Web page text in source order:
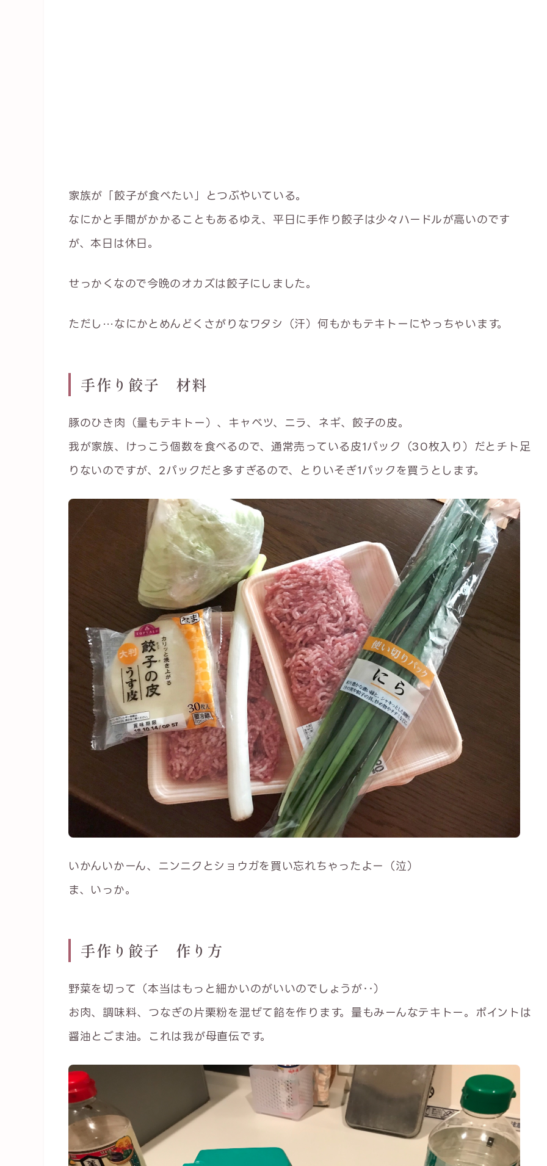
家族が「餃子が食べたい」とつぶやいている。
なにかと手間がかかることもあるゆえ、平日に手作り餃子は少々ハードルが高いのです
が、本日は休日。
せっかくなので今晩のオカズは餃子にしました。
ただし…なにかとめんどくさがりなワタシ（汗）何もかもテキトーにやっちゃいます。
手作り餃子 材料
豚のひき肉（量もテキトー）、キャベツ、ニラ、ネギ、餃子の皮。
我が家族、けっこう個数を食べるので、通常売っている皮1パック（30枚入り）だとチト足
りないのですが、2パックだと多すぎるので、とりいそぎ1パックを買うとします。
いかんいかーん、ニンニクとショウガを買い忘れちゃったよー（泣）
ま、いっか。
手作り餃子 作り方
野菜を切って（本当はもっと細かいのがいいのでしょうが‥）
お肉、調味料、つなぎの片栗粉を混ぜて餡を作ります。量もみーんなテキトー。ポイントは
醤油とごま油。これは我が母直伝です。